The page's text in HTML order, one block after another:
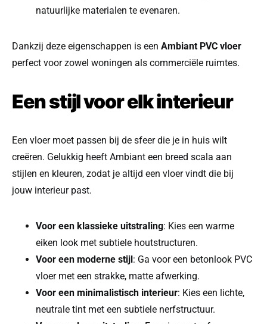
natuurlijke materialen te evenaren.
Dankzij deze eigenschappen is een Ambiant PVC vloer
perfect voor zowel woningen als commerciële ruimtes.
Een stijl voor elk interieur
Een vloer moet passen bij de sfeer die je in huis wilt
creëren. Gelukkig heeft Ambiant een breed scala aan
stijlen en kleuren, zodat je altijd een vloer vindt die bij
jouw interieur past.
Voor een klassieke uitstraling: Kies een warme
eiken look met subtiele houtstructuren.
Voor een moderne stijl: Ga voor een betonlook PVC
vloer met een strakke, matte afwerking.
Voor een minimalistisch interieur: Kies een lichte,
neutrale tint met een subtiele nerfstructuur.